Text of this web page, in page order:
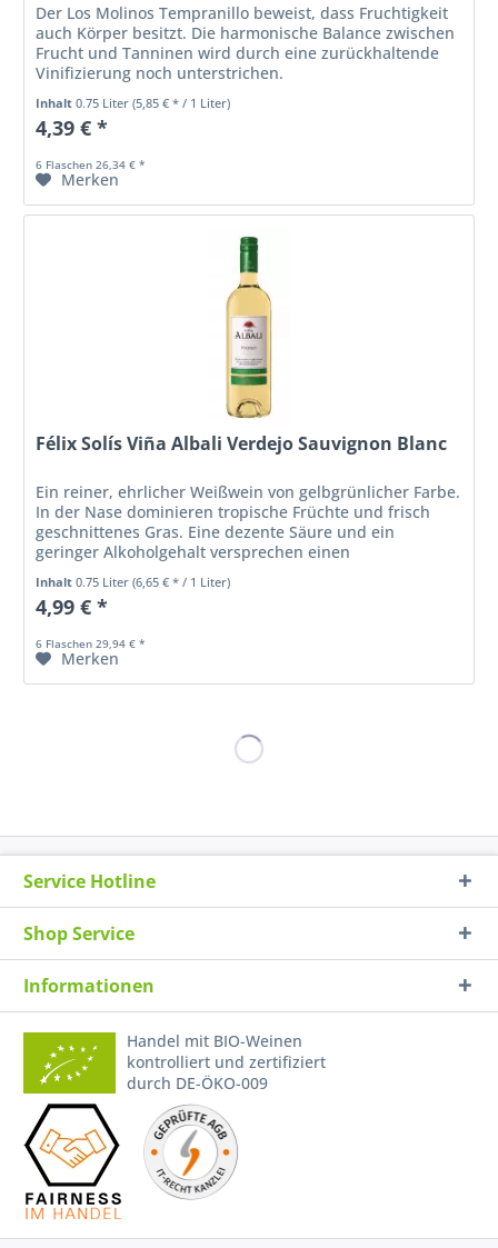
Der Los Molinos Tempranillo beweist, dass Fruchtigkeit
auch Körper besitzt. Die harmonische Balance zwischen
Frucht und Tanninen wird durch eine zurückhaltende
Vinifizierung noch unterstrichen.
Inhalt0.75 Liter(5,85 € * / 1 Liter)
4,39 € *
6 Flaschen 26,34 € *
Merken
Félix Solís Viña Albali Verdejo Sauvignon Blanc
Ein reiner, ehrlicher Weißwein von gelbgrünlicher Farbe.
In der Nase dominieren tropische Früchte und frisch
geschnittenes Gras. Eine dezente Säure und ein
geringer Alkoholgehalt versprechen einen
harmonischen Wein mit Frische und Frucht...
Inhalt0.75 Liter(6,65 € * / 1 Liter)
4,99 € *
6 Flaschen 29,94 € *
Merken
Service Hotline
Shop Service
Informationen
Handel mit BIO-Weinen
kontrolliert und zertifiziert
durch DE-ÖKO-009